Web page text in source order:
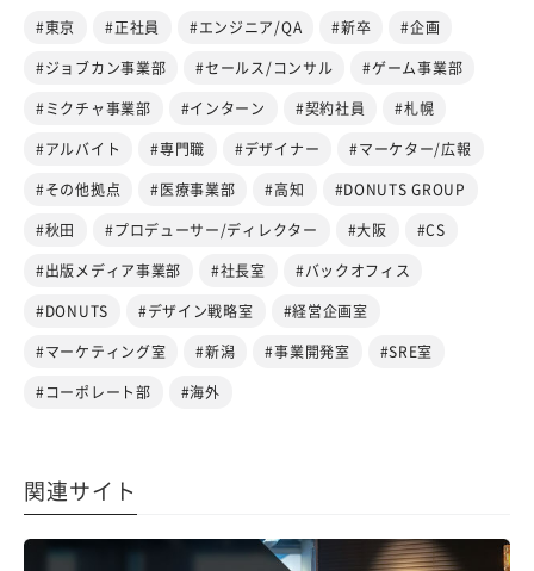
#東京 #正社員 #エンジニア/QA #新卒 #企画
#ジョブカン事業部 #セールス/コンサル #ゲーム事業部
#ミクチャ事業部 #インターン #契約社員 #札幌
#アルバイト #専門職 #デザイナー #マーケター/広報
#その他拠点 #医療事業部 #高知 #DONUTS GROUP
#秋田 #プロデューサー/ディレクター #大阪 #CS
#出版メディア事業部 #社長室 #バックオフィス
#DONUTS #デザイン戦略室 #経営企画室
#マーケティング室 #新潟 #事業開発室 #SRE室
#コーポレート部 #海外
関連サイト